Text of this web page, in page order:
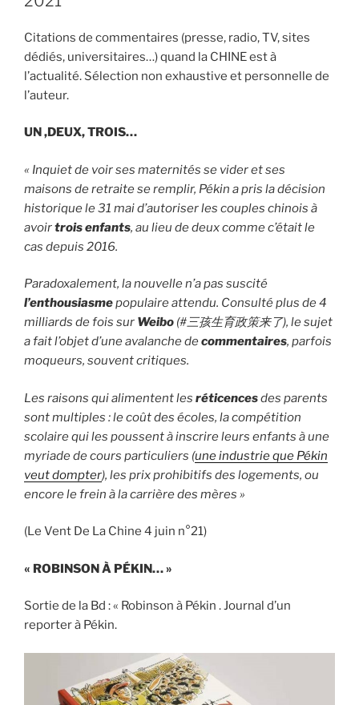
Citations de commentaires (presse, radio, TV, sites
dédiés, universitaires…) quand la CHINE est à
l’actualité. Sélection non exhaustive et personnelle de
l’auteur.
UN ,DEUX, TROIS…
« Inquiet de voir ses maternités se vider et ses
maisons de retraite se remplir, Pékin a pris la décision
historique le 31 mai d’autoriser les couples chinois à
avoirtrois enfants, au lieu de deux comme c’était le
cas depuis 2016.
Paradoxalement, la nouvelle n’a pas suscité
l’enthousiasmepopulaire attendu. Consulté plus de 4
milliards de fois sur Weibo (#三孩生育政策来了), le sujet
a fait l’objet d’une avalanche decommentaires, parfois
moqueurs, souvent critiques.
Les raisons qui alimentent les réticencesdes parents
sont multiples : le coût des écoles, la compétition
scolaire qui les poussent à inscrire leurs enfants à une
myriade de cours particuliers (une industrie que Pékin
veut dompter), les prix prohibitifs des logements, ou
encore le frein à la carrière des mères »
(Le Vent De La Chine 4 juin n°21)
« ROBINSON À PÉKIN… »
Sortie de la Bd : « Robinson à Pékin . Journal d’un
reporter à Pékin.